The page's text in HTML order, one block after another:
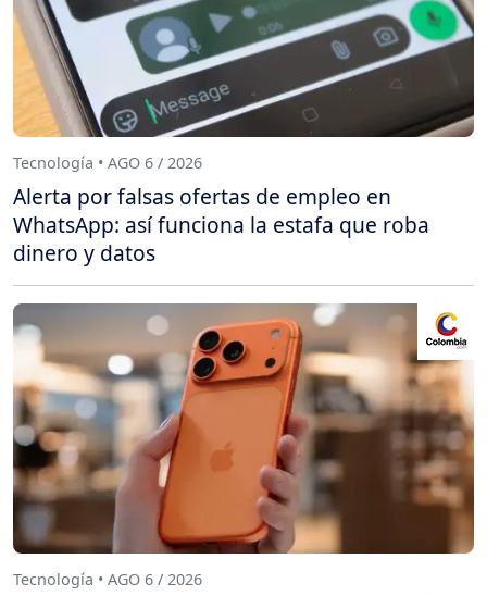
Tecnología • AGO 6 / 2026
Alerta por falsas ofertas de empleo en
WhatsApp: así funciona la estafa que roba
dinero y datos
Tecnología • AGO 6 / 2026